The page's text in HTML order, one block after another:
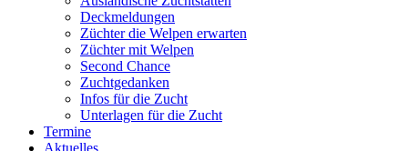
Deckmeldungen
Züchter die Welpen erwarten
Züchter mit Welpen
Second Chance
Zuchtgedanken
Infos für die Zucht
Unterlagen für die Zucht
Termine
Aktuelles